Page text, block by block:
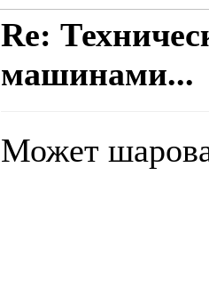
Re:
машинами...
Может